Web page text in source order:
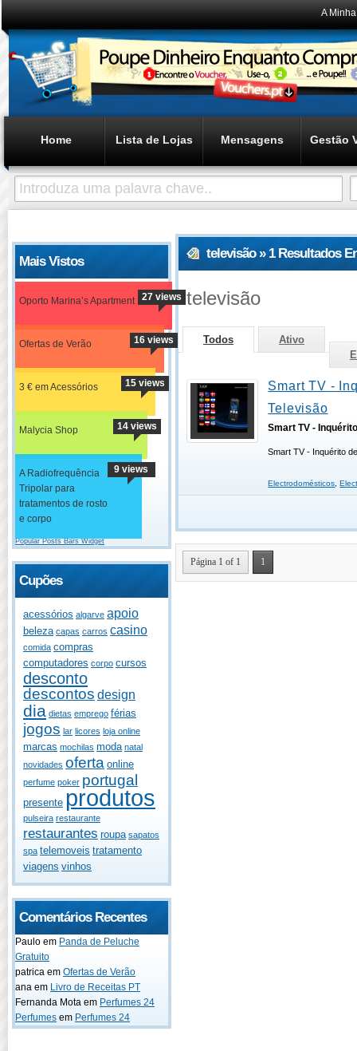
A
Home Lista de Lojas Mensagens Gestão
Mais Vistos
Oporto Marina’s Apartment 27 views
Ofertas de Verão 16 views
3 € em Acessórios 15 views
Malycia Shop 14 views
A Radiofrequência
Tripolar para
tratamentos de rosto
e corpo
9 views
Popular Posts Bars Widget
Cupões
acessórios algarve apoio
beleza capas carros casino
comida compras
computadores corpo cursos
desconto
descontos design
dia dietas emprego férias
jogos lar licores loja online
marcas mochilas moda natal
novidades oferta online
perfume poker portugal
presente produtos
pulseira restaurante
restaurantes roupa sapatos
spa telemoveis tratamento
viagens vinhos
Comentários Recentes
Paulo em Panda de Peluche
Gratuito
patrica em Ofertas de Verão
ana em Livro de Receitas PT
Fernanda Mota em Perfumes 24
Perfumes em Perfumes 24
televisão » 1 Resultados
televisão
Todos
Ativo
Smart TV -
Televisão
Smart TV -
Smart TV - Inquérito
Electrodomésticos ,
Página 1 of 1 1